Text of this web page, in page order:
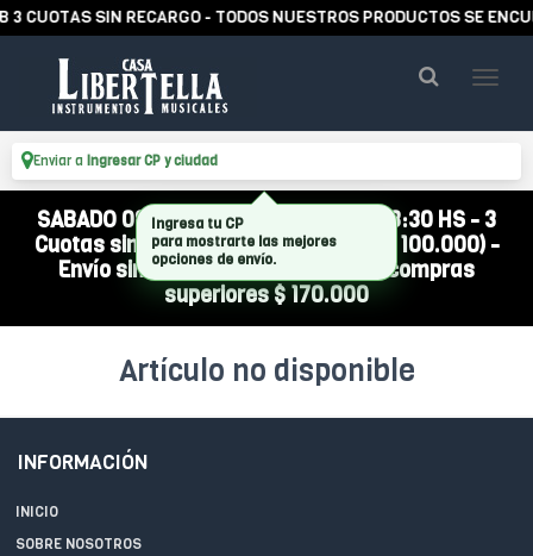
CUOTAS SIN RECARGO - TODOS NUESTROS PRODUCTOS SE
Enviar a Ingresar CP y ciudad
SABADO 08/08 ABIERTO DE 10:00 A 13:30 HS - 3
Cuotas sin interés (compra mínima $ 100.000) -
Envío sin cargo a todo el país por compras
superiores $ 170.000
Artículo no disponible
INFORMACIÓN
INICIO
SOBRE NOSOTROS
Ingresa tu CP
para mostrarte las mejores
opciones de envío.